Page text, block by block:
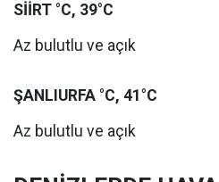
SİİRT °C, 39°C
Az bulutlu ve açık
ŞANLIURFA °C, 41°C
Az bulutlu ve açık